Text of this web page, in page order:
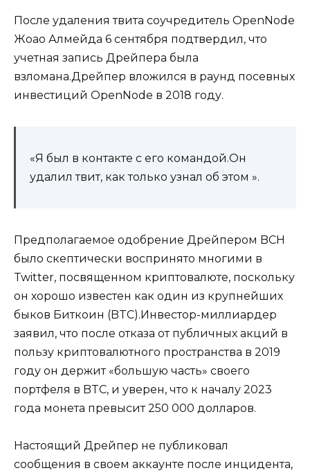
После удаления твита соучредитель OpenNode
Жоао Алмейда 6 сентября подтвердил, что
учетная запись Дрейпера была
взломана.Дрейпер вложился в раунд посевных
инвестиций OpenNode в 2018 году.
«Я был в контакте с его командой.Он
удалил твит, как только узнал об этом ».
Предполагаемое одобрение Дрейпером BCH
было скептически воспринято многими в
Twitter, посвященном криптовалюте, поскольку
он хорошо известен как один из крупнейших
быков Биткоин (BTC).Инвестор-миллиардер
заявил, что после отказа от публичных акций в
пользу криптовалютного пространства в 2019
году он держит «большую часть» своего
портфеля в BTC, и уверен, что к началу 2023
года монета превысит 250 000 долларов.
Настоящий Дрейпер не публиковал
сообщения в своем аккаунте после инцидента,